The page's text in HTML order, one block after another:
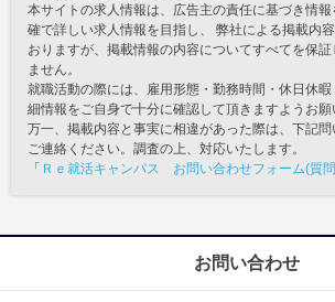
本サイトの求人情報は、広告主の責任に基づき情
確で詳しい求人情報を目指し、 弊社による掲載内
おりますが、掲載情報の内容についてすべてを保証
ません。
就職活動の際には、雇用形態・勤務時間・休日休
細情報をご自身で十分に確認して頂きますようお願
万一、掲載内容と事実に相違があった際は、下記問
ご連絡ください。調査の上、対応いたします。
「 Ｒｅ就活キャンパス お問い合わせフォーム(質
お問い合わせ